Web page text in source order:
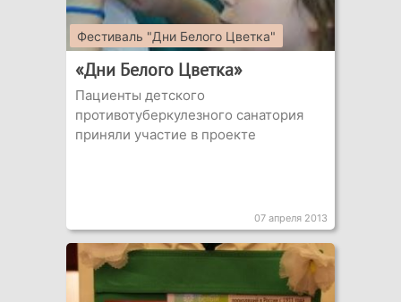
Фестиваль "Дни Белого Цветка"
«Дни Белого Цветка»
Пациенты детского
противотуберкулезного санатория
приняли участие в проекте
07 апреля 2013